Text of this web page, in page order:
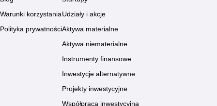
Warunki korzystania
Polityka prywatności
Udziały i akcje
Aktywa materialne
Aktywa niematerialne
Instrumenty finansowe
Inwestycje alternatywne
Projekty inwestycyjne
Współpraca inwestycyjna